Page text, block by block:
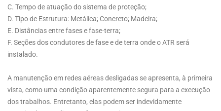
C. Tempo de atuação do sistema de proteção;
D. Tipo de Estrutura: Metálica; Concreto; Madeira;
E. Distâncias entre fases e fase-terra;
F. Seções dos condutores de fase e de terra onde o ATR será
instalado.
A manutenção em redes aéreas desligadas se apresenta, à primeira
vista, como uma condição aparentemente segura para a execução
dos trabalhos. Entretanto, elas podem ser indevidamente